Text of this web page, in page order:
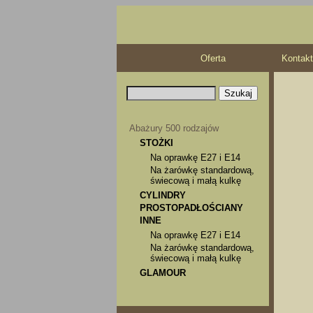
Oferta Kontakt
Abażury 500 rodzajów
STOŻKI
Na oprawkę E27 i E14
Na żarówkę standardową,
świecową i małą kulkę
CYLINDRY
PROSTOPADŁOŚCIANY
INNE
Na oprawkę E27 i E14
Na żarówkę standardową,
świecową i małą kulkę
GLAMOUR